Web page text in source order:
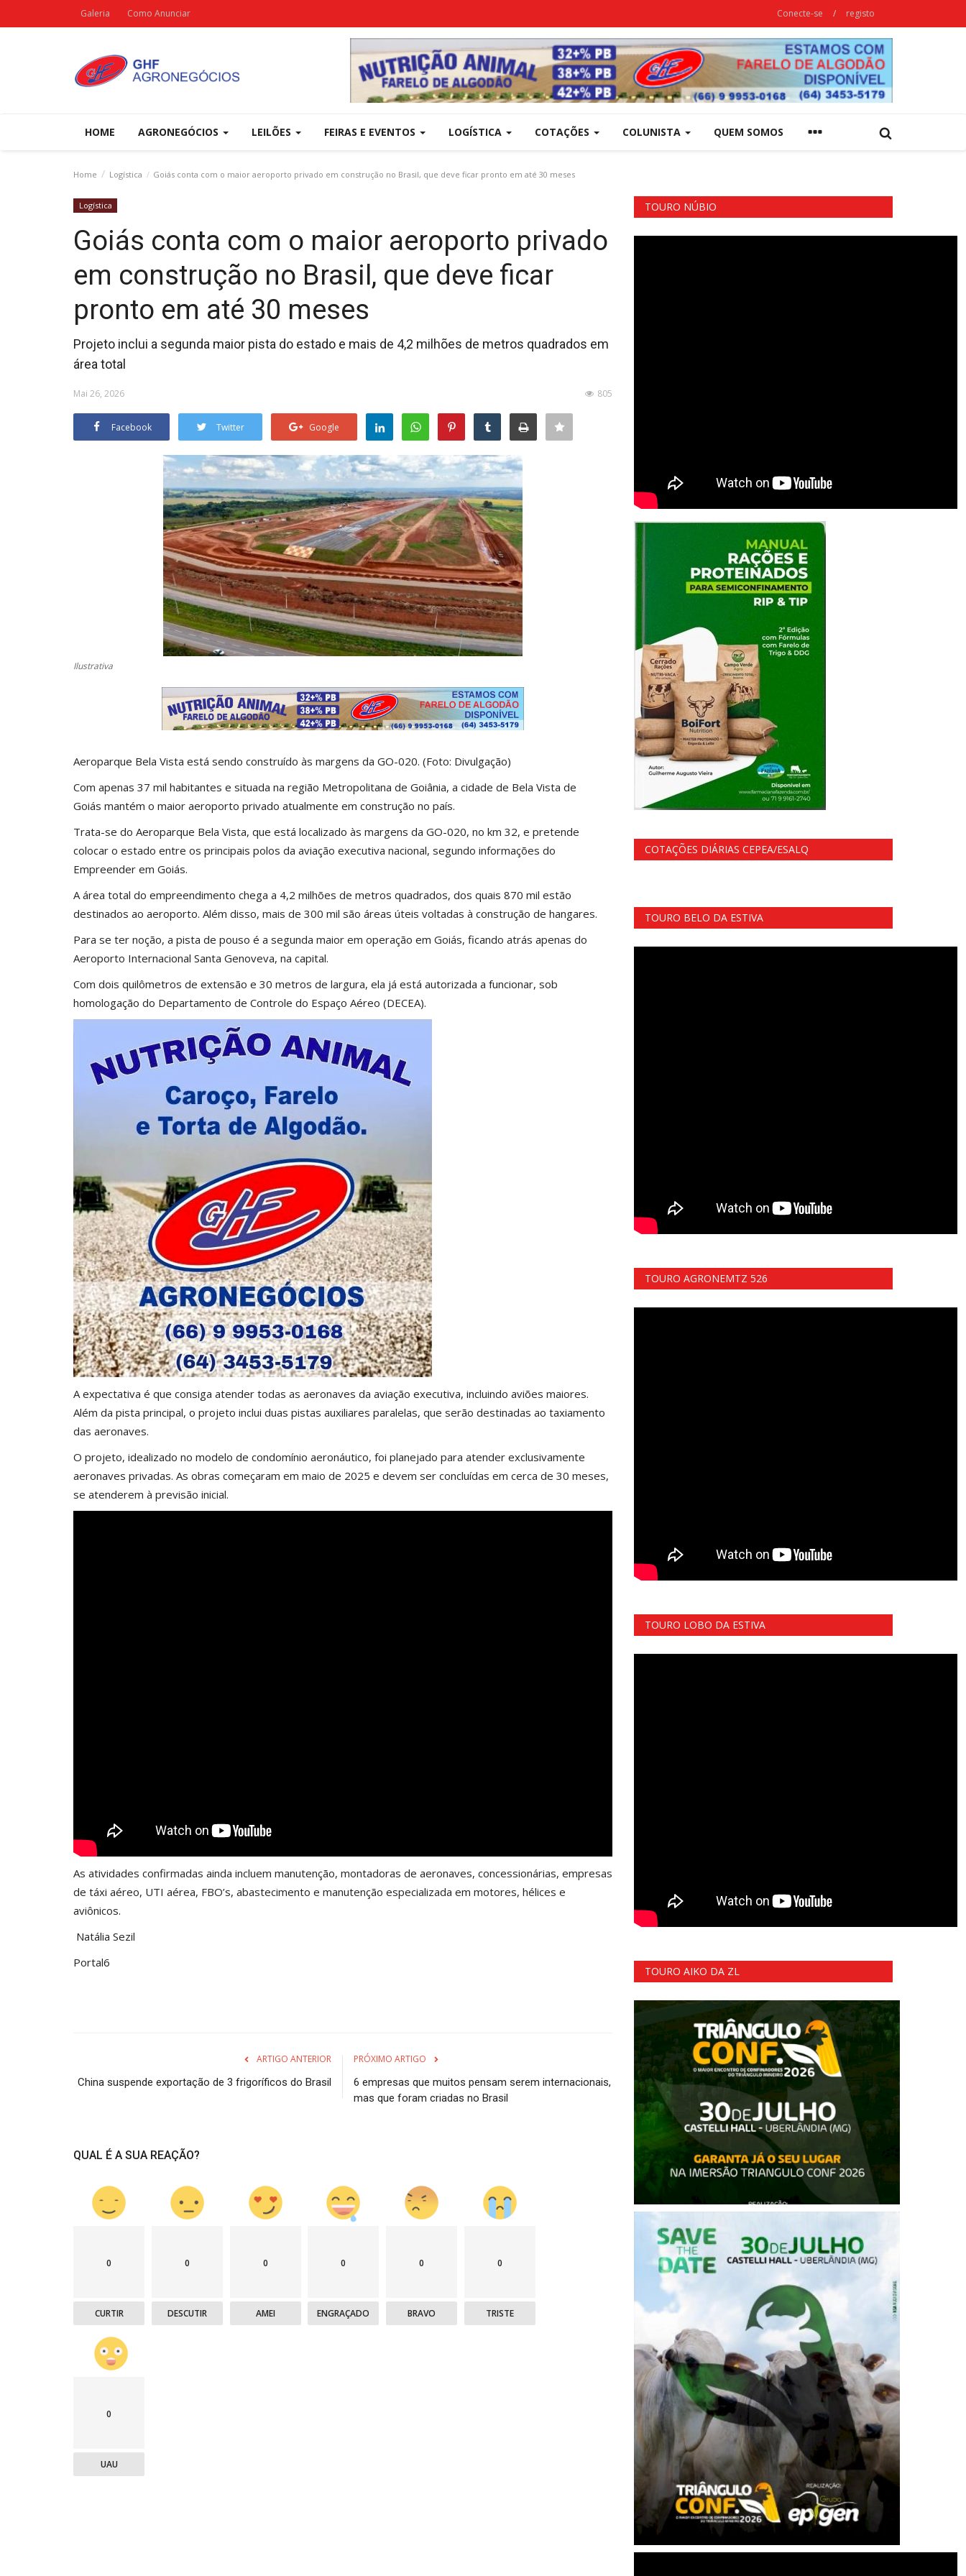
Galeria Como Anunciar Conecte-se / registo
HOME AGRONEGÓCIOS LEILÕES FEIRAS E EVENTOS LOGÍSTICA COTAÇÕES COLUNISTA QUEM SOMOS
Home Logística Goiás conta com o maior aeroporto privado em construção no Brasil, que deve ficar pronto em até 30 meses
Logística
Goiás conta com o maior aeroporto privado
em construção no Brasil, que deve ficar
pronto em até 30 meses
Projeto inclui a segunda maior pista do estado e mais de 4,2 milhões de metros quadrados em
área total
Mai 26, 2026 805
Facebook Twitter Google
Ilustrativa
Aeroparque Bela Vista está sendo construído às margens da GO-020. (Foto: Divulgação)
Com apenas 37 mil habitantes e situada na região Metropolitana de Goiânia, a cidade de Bela Vista de
Goiás mantém o maior aeroporto privado atualmente em construção no país.
Trata-se do Aeroparque Bela Vista, que está localizado às margens da GO-020, no km 32, e pretende
colocar o estado entre os principais polos da aviação executiva nacional, segundo informações do
Empreender em Goiás.
A área total do empreendimento chega a 4,2 milhões de metros quadrados, dos quais 870 mil estão
destinados ao aeroporto. Além disso, mais de 300 mil são áreas úteis voltadas à construção de hangares.
Para se ter noção, a pista de pouso é a segunda maior em operação em Goiás, ficando atrás apenas do
Aeroporto Internacional Santa Genoveva, na capital.
Com dois quilômetros de extensão e 30 metros de largura, ela já está autorizada a funcionar, sob
homologação do Departamento de Controle do Espaço Aéreo (DECEA).
A expectativa é que consiga atender todas as aeronaves da aviação executiva, incluindo aviões maiores.
Além da pista principal, o projeto inclui duas pistas auxiliares paralelas, que serão destinadas ao taxiamento
das aeronaves.
O projeto, idealizado no modelo de condomínio aeronáutico, foi planejado para atender exclusivamente
aeronaves privadas. As obras começaram em maio de 2025 e devem ser concluídas em cerca de 30 meses,
se atenderem à previsão inicial.
As atividades confirmadas ainda incluem manutenção, montadoras de aeronaves, concessionárias, empresas
de táxi aéreo, UTI aérea, FBO’s, abastecimento e manutenção especializada em motores, hélices e
aviônicos.
Natália Sezil
Portal6
ARTIGO ANTERIOR
China suspende exportação de 3 frigoríficos do Brasil
PRÓXIMO ARTIGO
6 empresas que muitos pensam serem internacionais,
mas que foram criadas no Brasil
QUAL É A SUA REAÇÃO?
0
CURTIR
0
DESCUTIR
0
AMEI
0
ENGRAÇADO
0
BRAVO
0
TRISTE
0
UAU
TOURO NÚBIO
COTAÇÕES DIÁRIAS CEPEA/ESALQ
TOURO BELO DA ESTIVA
TOURO AGRONEMTZ 526
TOURO LOBO DA ESTIVA
TOURO AIKO DA ZL